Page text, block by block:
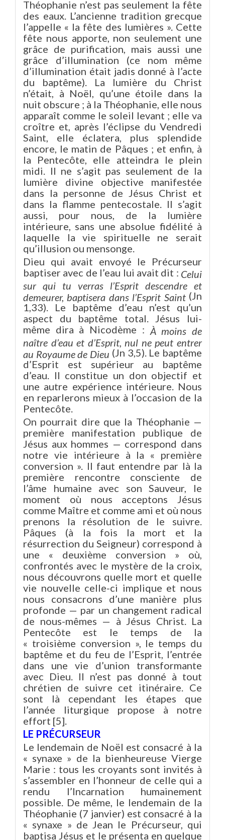
Théophanie n’est pas seulement la fête
des eaux. L’ancienne tradition grecque
l’appelle « la fête des lumières ». Cette
fête nous apporte, non seulement une
grâce de purification, mais aussi une
grâce d’illumination (ce nom même
d’illumination était jadis donné à l’acte
du baptême). La lumière du Christ
n’était, à Noël, qu’une étoile dans la
nuit obscure ; à la Théophanie, elle nous
apparaît comme le soleil levant ; elle va
croître et, après l’éclipse du Vendredi
Saint, elle éclatera, plus splendide
encore, le matin de Pâques ; et enfin, à
la Pentecôte, elle atteindra le plein
midi. II ne s’agit pas seulement de la
lumière divine objective manifestée
dans la personne de Jésus Christ et
dans la flamme pentecostale. Il s’agit
aussi, pour nous, de la lumière
intérieure, sans une absolue fidélité à
laquelle la vie spirituelle ne serait
qu’illusion ou mensonge.
Dieu qui avait envoyé le Précurseur
baptiser avec de l’eau lui avait dit : Celui
sur qui tu verras l’Esprit descendre et
demeurer, baptisera dans l’Esprit Saint(Jn
1,33). Le baptême d’eau n’est qu’un
aspect du baptême total. Jésus lui-
même dira à Nicodème : À moins de
naître d’eau et d’Esprit, nul ne peut entrer
au Royaume de Dieu (Jn 3,5). Le baptême
d’Esprit est supérieur au baptême
d’eau. Il constitue un don objectif et
une autre expérience intérieure. Nous
en reparlerons mieux à l’occasion de la
Pentecôte.
On pourrait dire que la Théophanie —
première manifestation publique de
Jésus aux hommes — correspond dans
notre vie intérieure à la « première
conversion ». Il faut entendre par là la
première rencontre consciente de
l’âme humaine avec son Sauveur, le
moment où nous acceptons Jésus
comme Maître et comme ami et où nous
prenons la résolution de le suivre.
Pâques (à la fois la mort et la
résurrection du Seigneur) correspond à
une « deuxième conversion » où,
confrontés avec le mystère de la croix,
nous découvrons quelle mort et quelle
vie nouvelle celle-ci implique et nous
nous consacrons d’une manière plus
profonde — par un changement radical
de nous-mêmes — à Jésus Christ. La
Pentecôte est le temps de la
« troisième conversion », le temps du
baptême et du feu de l’Esprit, l’entrée
dans une vie d’union transformante
avec Dieu. Il n’est pas donné à tout
chrétien de suivre cet itinéraire. Ce
sont là cependant les étapes que
l’année liturgique propose à notre
effort [5].
LE PRÉCURSEUR
Le lendemain de Noël est consacré à la
« synaxe » de la bienheureuse Vierge
Marie : tous les croyants sont invités à
s’assembler en l’honneur de celle qui a
rendu l’Incarnation humainement
possible. De même, le lendemain de la
Théophanie (7 janvier) est consacré à la
« synaxe » de Jean le Précurseur, qui
baptisa Jésus et le présenta en quelque